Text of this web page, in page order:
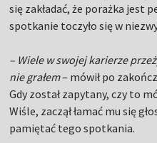
się zakładać, że porażka jest
spotkanie toczyło się w
– Wiele w swojej karierze
nie grałem– mówił po
Gdy został zapytany, czy to
Wiśle, zaczął łamać mu się
pamiętać tego spotkania.